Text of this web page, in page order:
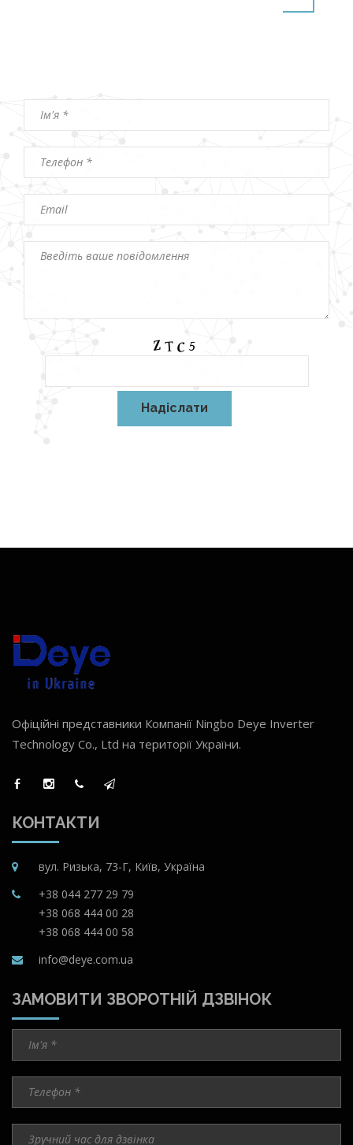
Офіційні представники Компанії Ningbo Deye Inverter
Technology Co., Ltd на території України.
КОНТАКТИ
вул. Ризька, 73-Г, Київ, Україна
+38 044 277 29 79
+38 068 444 00 28
+38 068 444 00 58
info@deye.com.ua
ЗАМОВИТИ ЗВОРОТНІЙ ДЗВІНОК